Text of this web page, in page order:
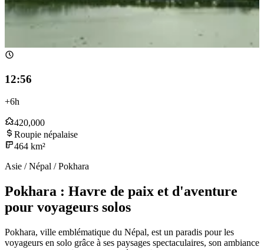
12:56
+6h
420,000
Roupie népalaise
464 km²
Asie / Népal / Pokhara
Pokhara : Havre de paix et d'aventure
pour voyageurs solos
Pokhara, ville emblématique du Népal, est un paradis pour les
voyageurs en solo grâce à ses paysages spectaculaires, son ambiance